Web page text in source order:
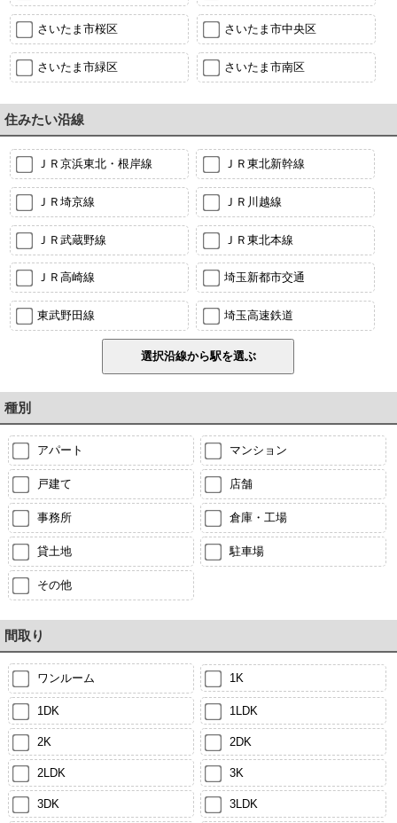
さいたま市桜区 さいたま市中央区
さいたま市緑区 さいたま市南区
住みたい沿線
ＪＲ京浜東北・根岸線 ＪＲ東北新幹線
ＪＲ埼京線 ＪＲ川越線
ＪＲ武蔵野線 ＪＲ東北本線
ＪＲ高崎線 埼玉新都市交通
東武野田線 埼玉高速鉄道
種別
アパート マンション
戸建て 店舗
事務所 倉庫・工場
貸土地 駐車場
その他
間取り
ワンルーム 1K
1DK 1LDK
2K 2DK
2LDK 3K
3DK 3LDK